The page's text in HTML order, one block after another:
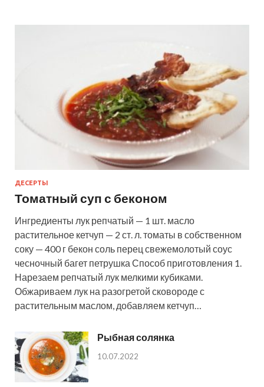
ДЕСЕРТЫ
Томатный суп с беконом
Ингредиенты лук репчатый — 1 шт. масло
растительное кетчуп — 2 ст. л. томаты в собственном
соку — 400 г бекон соль перец свежемолотый соус
чесночный багет петрушка Способ приготовления 1.
Нарезаем репчатый лук мелкими кубиками.
Обжариваем лук на разогретой сковороде с
растительным маслом, добавляем кетчуп…
Рыбная солянка
10.07.2022